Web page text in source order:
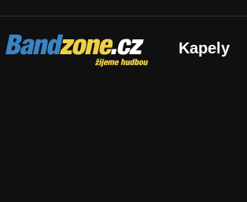
Bandzone.cz
žijeme hudbou Kapely